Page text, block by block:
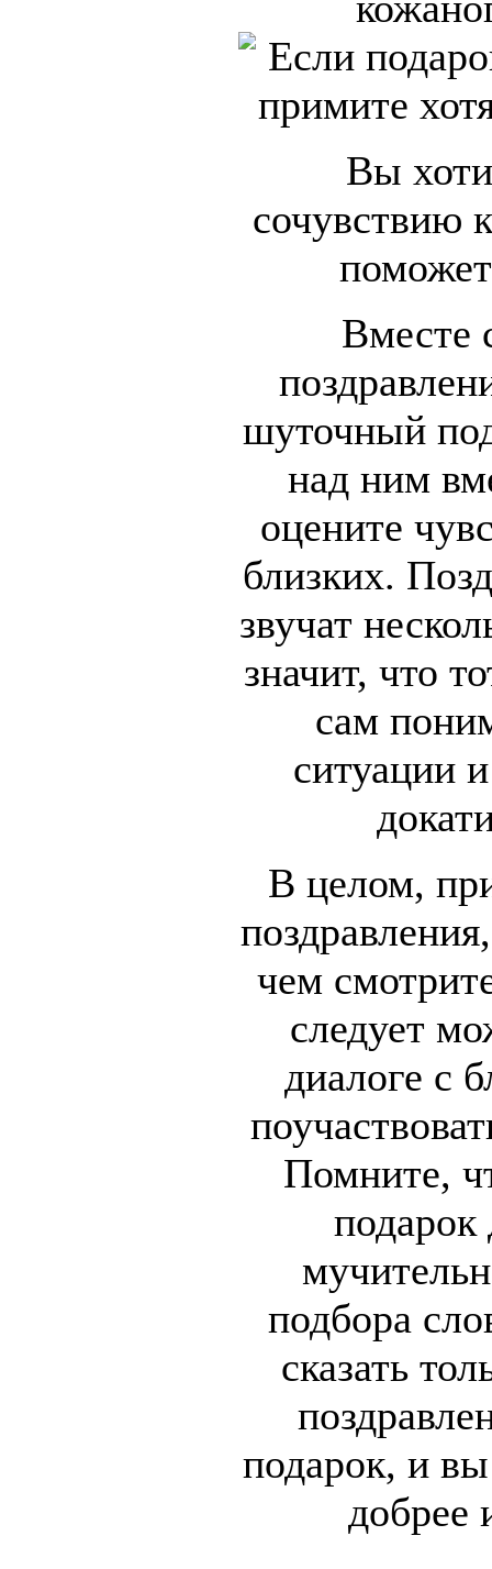
Вы
сочувствию
Вместе
шуточный
над ним
оцените
близких.
звучат
значит, что
сам
ситуации
В целом,
чем
следует
диалоге с
Помните,
подарок
подбора
сказать
подарок, и вы
добрее